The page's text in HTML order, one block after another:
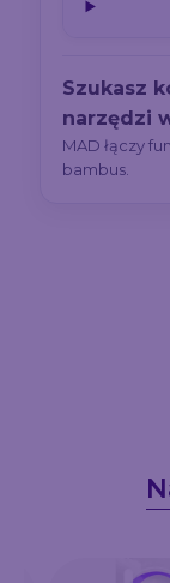
Szukasz
narzędzi
MAD łączy
bambus.